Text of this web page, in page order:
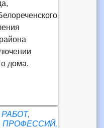
дома.
ПРОФЕССИЙ,